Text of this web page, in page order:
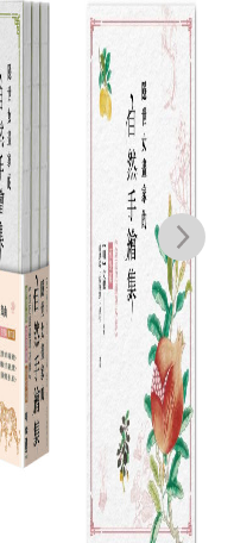
這世界有點糟，
但還有救！：面
對氣候變遷、環
境汙染、物種滅
絕，用數據打敗
末日宿命，從七
個永續關鍵點啟
動「對地球好」
的行動
漢娜．瑞奇
NT$500
NT$395